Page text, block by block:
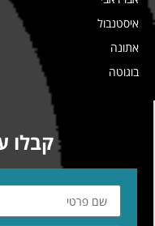
איסטנבול
אתונה
בוגוטה
קבלו